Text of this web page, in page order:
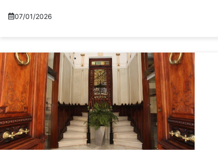
07/01/2026